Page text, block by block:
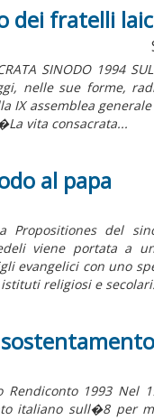
dei fratelli
SINODO 1994
nelle sue forme,
IX assemblea
vita consacrata...
al papa
Propositiones del
viene portata a
evangelici con uno
religiosi e
Rendiconto 1993
italiano sull�8 per